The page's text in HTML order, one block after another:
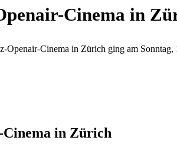
Cinema in
Openair-Cinema in Zürich ging am Sonntag,
in Zürich